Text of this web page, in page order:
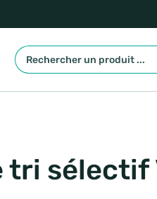
tri sélectif